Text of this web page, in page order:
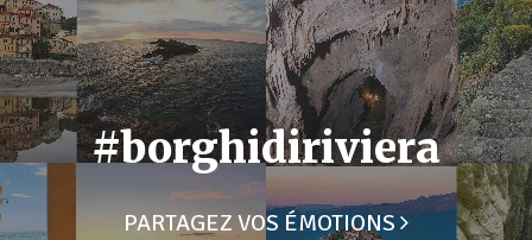
#borghidiriviera
PARTAGEZ VOS ÉMOTIONS